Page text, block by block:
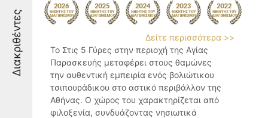
Διακριθέντες
Δείτε περισσότερα >>
Το Στις 5 Γύρες στην περιοχή της Αγίας
Παρασκευής μεταφέρει στους θαμώνες
την αυθεντική εμπειρία ενός βολιώτικου
τσιπουράδικου στο αστικό περιβάλλον της
Αθήνας. Ο χώρος του χαρακτηρίζεται από
φιλοξενία, συνδυάζοντας νησιωτικά